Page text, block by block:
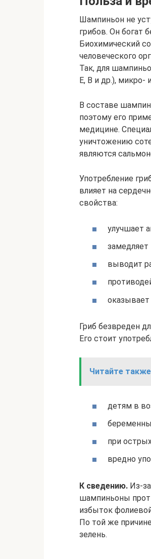
Шампиньон не
грибов. Он богат
Биохимический
человеческого
Так, для
E, В и др.), микро-
В составе
поэтому его
медицине.
уничтожению
являются
Употребление
влияет на
свойства:
улучшает
замедляет
выводит
оказывает
Гриб безвреден
Его стоит
Читайте
детям в
при
вредно
К сведению. Из-
шампиньоны
избыток
По той же
зелень.